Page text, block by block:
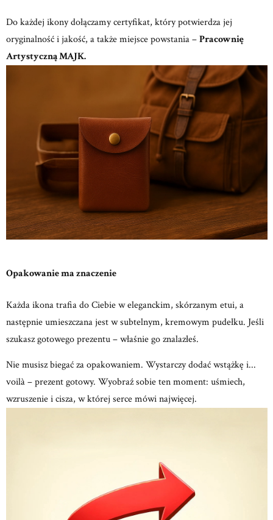
Do każdej ikony dołączamy certyfikat, który potwierdza jej
oryginalność i jakość, a także miejsce powstania –Pracownię
Artystyczną MAJK.
Opakowanie ma znaczenie
Każda ikona trafia do Ciebie w eleganckim, skórzanym etui, a
następnie umieszczana jest w subtelnym, kremowym pudełku. Jeśli
szukasz gotowego prezentu – właśnie go znalazłeś.
Nie musisz biegać za opakowaniem. Wystarczy dodać wstążkę i...
voilà – prezent gotowy. Wyobraź sobie ten moment: uśmiech,
wzruszeniei cisza, w której serce mówi najwięcej.